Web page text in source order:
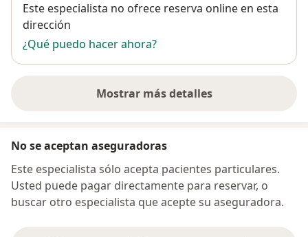
Disponibilidad
Este especialista no ofrece reserva online en esta
dirección
¿Qué puedo hacer ahora?
Mostrar más detalles
sobre la dirección
No se aceptan aseguradoras
Este especialista sólo acepta pacientes particulares.
Usted puede pagar directamente para reservar, o
buscar otro especialista que acepte su aseguradora.